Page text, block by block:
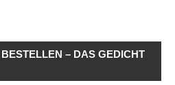
– DAS GEDICHT